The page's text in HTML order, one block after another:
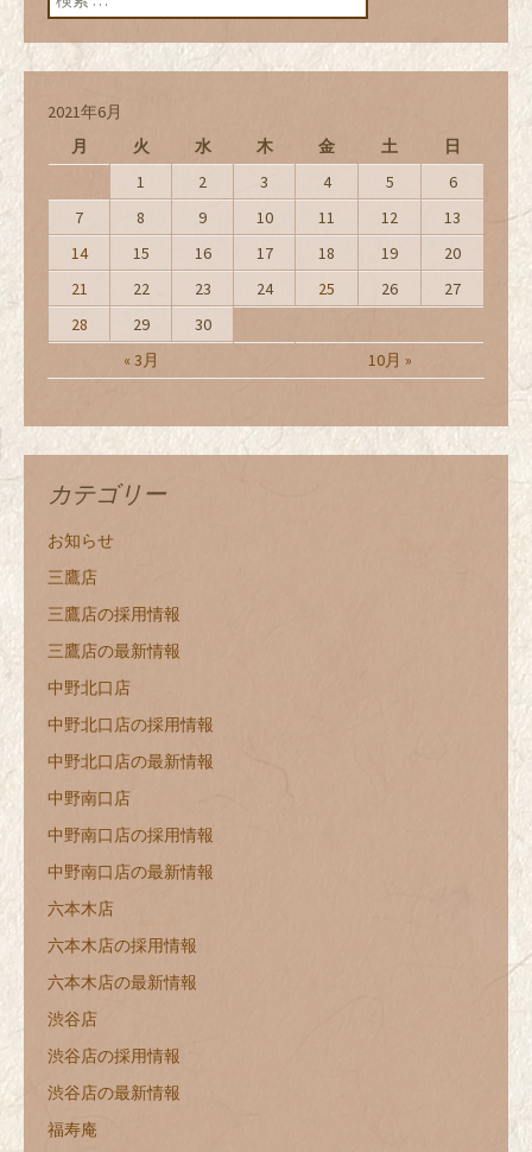
2021年6月
月
火 水 木 金 土 日
« 3月 10月 »
1 2 3 4 5
6
7
8 9 10 11 12
13
14
15 16 17 18 19
20
21
22 23 24 25 26
27
28
29 30
カテゴリー
お知らせ
三鷹店
三鷹店の採用情報
三鷹店の最新情報
中野北口店
中野北口店の採用情報
中野北口店の最新情報
中野南口店
中野南口店の採用情報
中野南口店の最新情報
六本木店
六本木店の採用情報
六本木店の最新情報
渋谷店
渋谷店の採用情報
渋谷店の最新情報
福寿庵